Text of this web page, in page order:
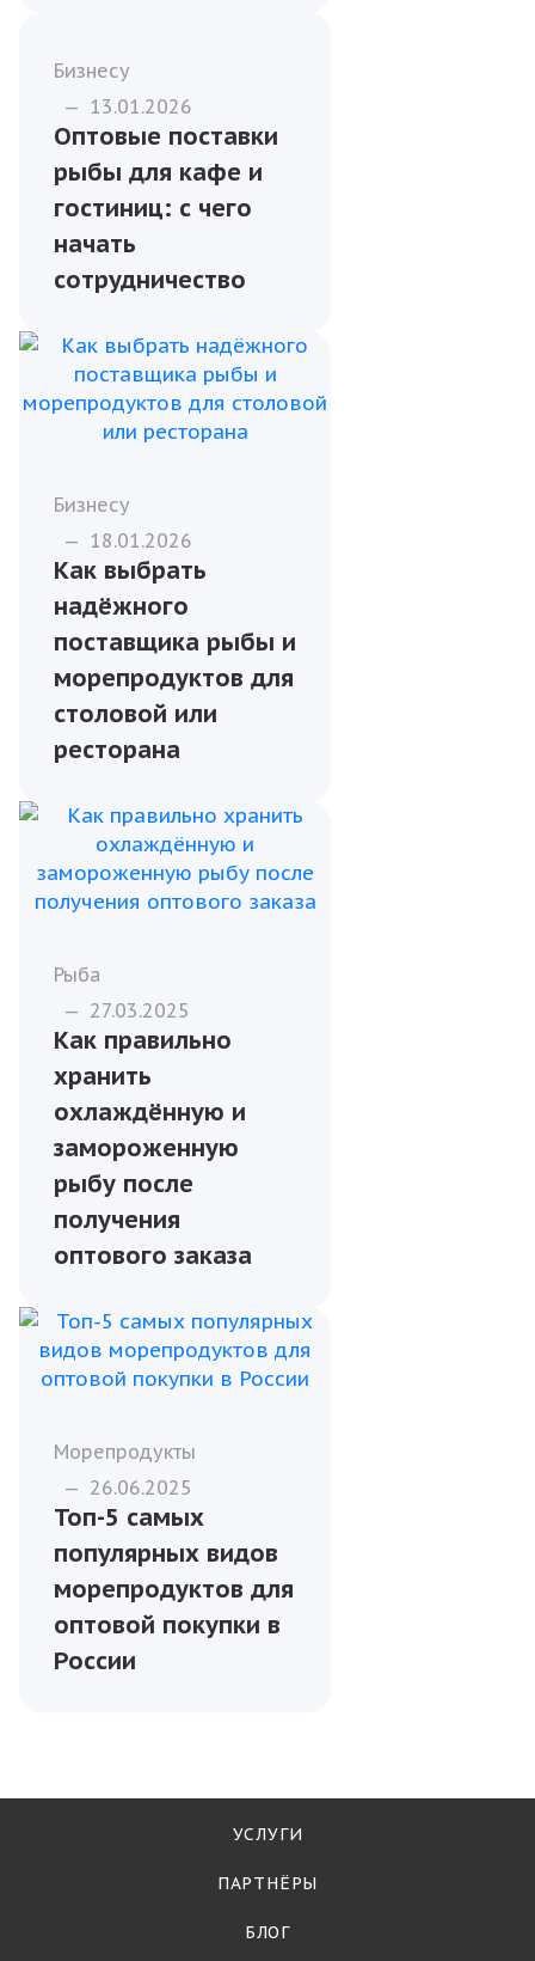
Бизнесу
— 13.01.2026
Оптовые поставки
рыбы для кафе и
гостиниц: с чего
начать
сотрудничество
Бизнесу
— 18.01.2026
Как выбрать
надёжного
поставщика рыбы и
морепродуктов для
столовой или
ресторана
Рыба
— 27.03.2025
Как правильно
хранить
охлаждённую и
замороженную
рыбу после
получения
оптового заказа
Морепродукты
— 26.06.2025
Топ-5 самых
популярных видов
морепродуктов для
оптовой покупки в
России
УСЛУГИ
ПАРТНЁРЫ
БЛОГ